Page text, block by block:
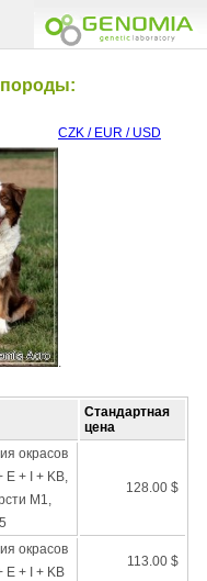
породы:
CZK / EUR / USD
.
Стандартная
цена
окрасов
E + I + KB,
M1,
128.00 $
окрасов
E + I + KB
113.00 $